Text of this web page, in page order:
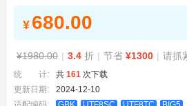
¥ 680.00
¥1980.00 | 3.4 折 | 节省 ¥1300 | 请抓
统 计: 共 161 次下载
更新日期:
2024-12-10